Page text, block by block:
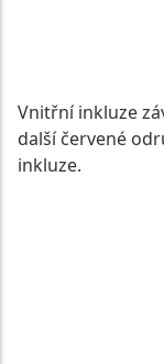
Vnitřní inkluze
další červené
inkluze.